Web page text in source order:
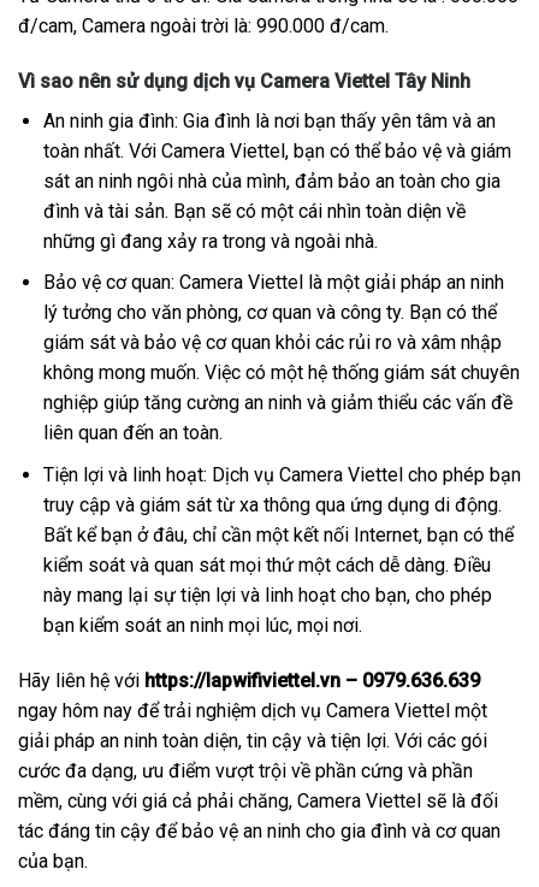
đ/cam, Camera ngoài trời là: 990.000 đ/cam.
Vì sao nên sử dụng dịch vụ Camera Viettel Tây Ninh
An ninh gia đình: Gia đình là nơi bạn thấy yên tâm và an
toàn nhất. Với Camera Viettel, bạn có thể bảo vệ và giám
sát an ninh ngôi nhà của mình, đảm bảo an toàn cho gia
đình và tài sản. Bạn sẽ có một cái nhìn toàn diện về
những gì đang xảy ra trong và ngoài nhà.
Bảo vệ cơ quan: Camera Viettel là một giải pháp an ninh
lý tưởng cho văn phòng, cơ quan và công ty. Bạn có thể
giám sát và bảo vệ cơ quan khỏi các rủi ro và xâm nhập
không mong muốn. Việc có một hệ thống giám sát chuyên
nghiệp giúp tăng cường an ninh và giảm thiểu các vấn đề
liên quan đến an toàn.
Tiện lợi và linh hoạt: Dịch vụ Camera Viettel cho phép bạn
truy cập và giám sát từ xa thông qua ứng dụng di động.
Bất kể bạn ở đâu, chỉ cần một kết nối Internet, bạn có thể
kiểm soát và quan sát mọi thứ một cách dễ dàng. Điều
này mang lại sự tiện lợi và linh hoạt cho bạn, cho phép
bạn kiểm soát an ninh mọi lúc, mọi nơi.
Hãy liên hệ với https://lapwifiviettel.vn – 0979.636.639
ngay hôm nay để trải nghiệm dịch vụ Camera Viettel một
giải pháp an ninh toàn diện, tin cậy và tiện lợi. Với các gói
cước đa dạng, ưu điểm vượt trội về phần cứng và phần
mềm, cùng với giá cả phải chăng, Camera Viettel sẽ là đối
tác đáng tin cậy để bảo vệ an ninh cho gia đình và cơ quan
của bạn.